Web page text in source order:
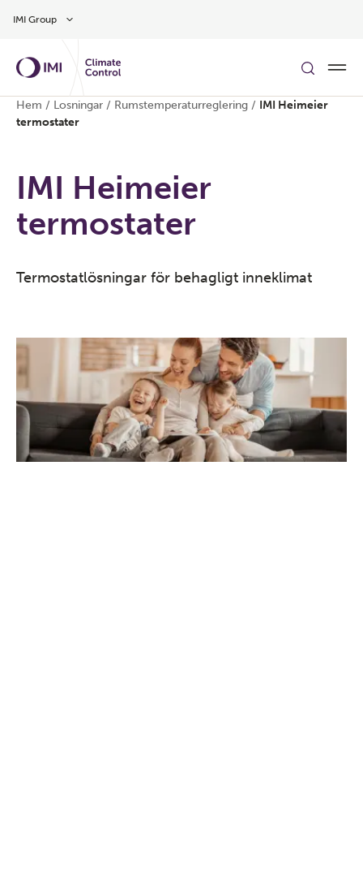
IMI Group
Hem / Losningar / Rumstemperaturreglering / IMI Heimeier
termostater
IMI Heimeier
termostater
Termostatlösningar för behagligt inneklimat